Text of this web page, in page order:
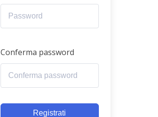
Conferma password
Registrati